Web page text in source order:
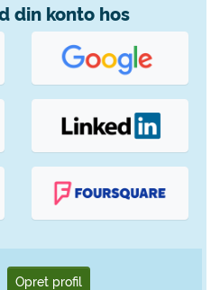
din konto hos
Opret profil